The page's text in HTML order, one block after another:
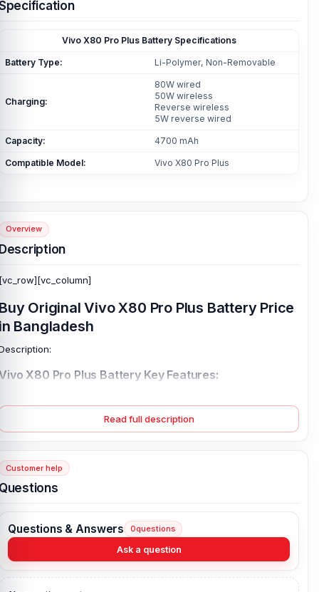
Vivo X80 Pro Plus Battery Specifications
Battery Type: Li-Polymer, Non-Removable
Charging:
80W wired
50W wireless
Reverse wireless
5W reverse wired
Capacity: 4700 mAh
Compatible Model: Vivo X80 Pro Plus
Overview
Original Vivo X80 Pro Plus Battery Price
Bangladesh
X80 Pro Plus Battery Key Features:
80W wired
Capacity:4700 mAh
Compatible Model:
Originality: 100% Original Product
is the Vivo X80 Pro Plus Battery Price in
Read full description
Customer help
Questions & Answers 0questions
Ask a question